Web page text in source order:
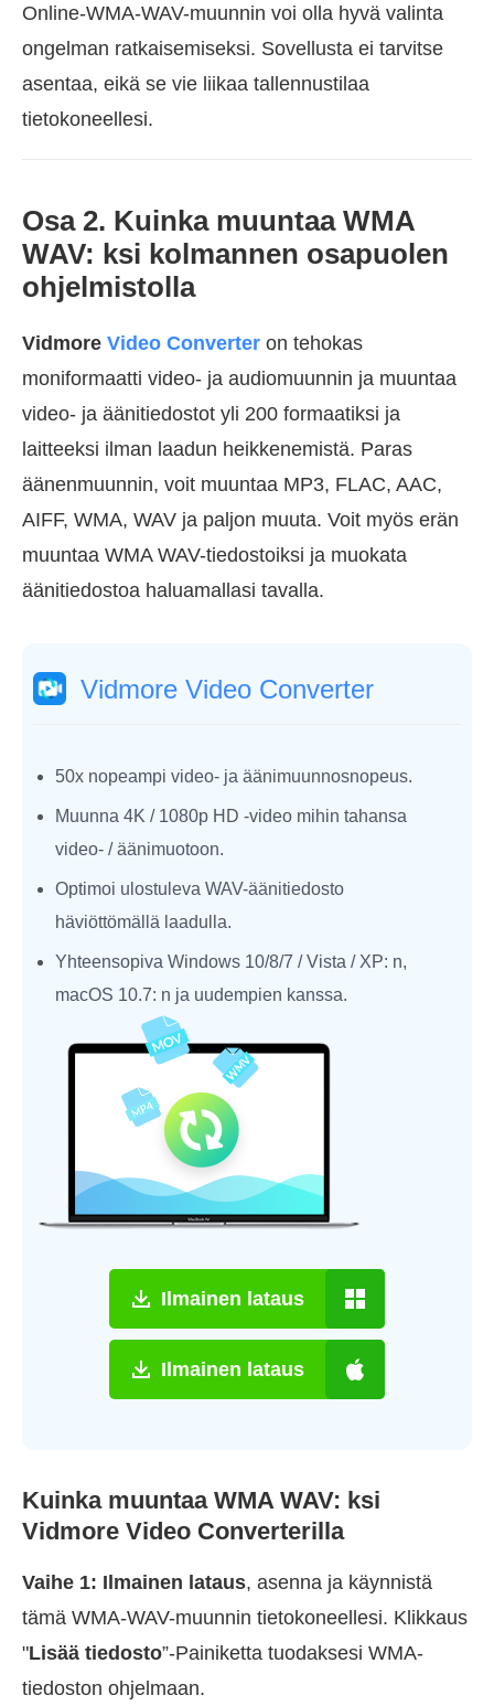
Online-WMA-WAV-muunnin voi olla hyvä valinta
ongelman ratkaisemiseksi. Sovellusta ei tarvitse
asentaa, eikä se vie liikaa tallennustilaa
tietokoneellesi.
Osa 2. Kuinka muuntaa WMA
WAV: ksi kolmannen osapuolen
ohjelmistolla
Vidmore Video Converter on tehokas
moniformaatti video- ja audiomuunnin ja muuntaa
video- ja äänitiedostot yli 200 formaatiksi ja
laitteeksi ilman laadun heikkenemistä. Paras
äänenmuunnin, voit muuntaa MP3, FLAC, AAC,
AIFF, WMA, WAV ja paljon muuta. Voit myös erän
muuntaa WMA WAV-tiedostoiksi ja muokata
äänitiedostoa haluamallasi tavalla.
Vidmore Video Converter
50x nopeampi video- ja äänimuunnosnopeus.
Muunna 4K / 1080p HD -video mihin tahansa
video- / äänimuotoon.
Optimoi ulostuleva WAV-äänitiedosto
häviöttömällä laadulla.
Yhteensopiva Windows 10/8/7 / Vista / XP: n,
macOS 10.7: n ja uudempien kanssa.
Ilmainen lataus
Ilmainen lataus
Kuinka muuntaa WMA WAV: ksi
Vidmore Video Converterilla
Vaihe 1: Ilmainen lataus, asenna ja käynnistä
tämä WMA-WAV-muunnin tietokoneellesi. Klikkaus
"Lisää tiedosto”-Painiketta tuodaksesi WMA-
tiedoston ohjelmaan.